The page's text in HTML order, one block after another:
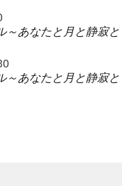
～あなたと月と静寂と
～あなたと月と静寂と